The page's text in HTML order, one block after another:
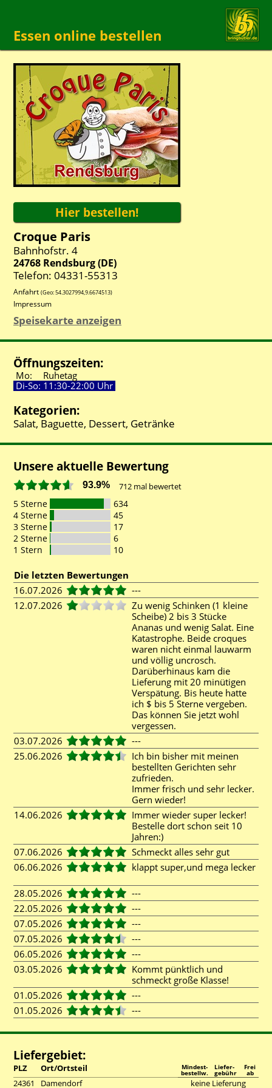
Essen online bestellen
Croque Paris
Bahnhofstr. 4
24768 Rendsburg(DE)
Telefon: 04331-55313
Anfahrt (Geo:54.3027994,9.6674513)
Impressum
Speisekarte anzeigen
Öffnungszeiten:
Mo:
Ruhetag
Di-So: 11:30-22:00 Uhr
Kategorien:
Salat, Baguette, Dessert, Getränke
Unsere aktuelle Bewertung
93.9% 712 mal bewertet
5 Sterne
634
4 Sterne
45
3 Sterne
17
2 Sterne
6
1 Stern
10
Die letzten Bewertungen
16.07.2026
---
12.07.2026
Zu wenig Schinken (1 kleine
Scheibe) 2 bis 3 Stücke
Ananas und wenig Salat. Eine
Katastrophe. Beide croques
waren nicht einmal lauwarm
und völlig uncrosch.
Darüberhinaus kam die
Lieferung mit 20 minütigen
Verspätung. Bis heute hatte
ich $ bis 5 Sterne vergeben.
Das können Sie jetzt wohl
vergessen.
03.07.2026
---
25.06.2026
Ich bin bisher mit meinen
bestellten Gerichten sehr
zufrieden.
Immer frisch und sehr lecker.
Gern wieder!
14.06.2026
Immer wieder super lecker!
Bestelle dort schon seit 10
Jahren:)
07.06.2026
Schmeckt alles sehr gut
06.06.2026
klappt super,und mega lecker
28.05.2026
---
22.05.2026
---
07.05.2026
---
07.05.2026
---
06.05.2026
---
03.05.2026
Kommt pünktlich und
schmeckt große Klasse!
01.05.2026
---
01.05.2026
---
Liefergebiet:
PLZ Ort/Ortsteil Mindest-
bestellw.
Liefer-
gebühr
Frei
ab
24361 Damendorf keine Lieferung